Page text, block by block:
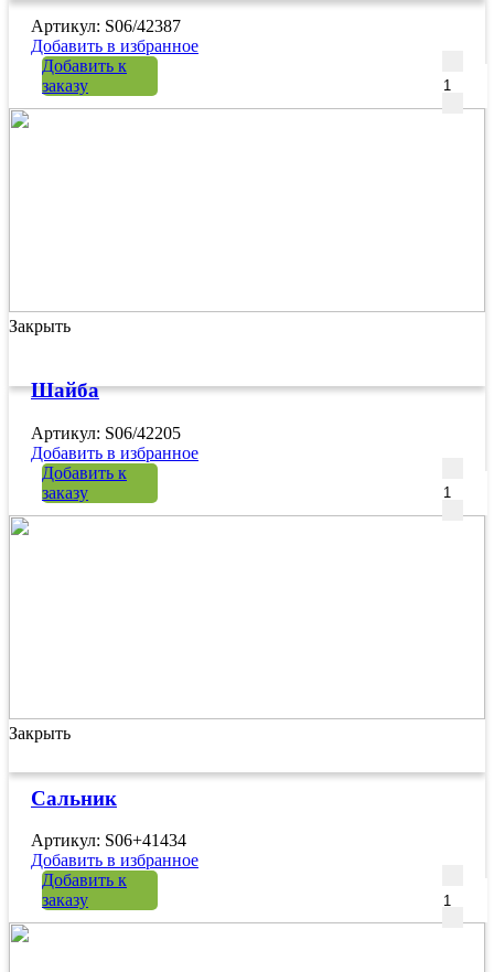
Артикул: S06/42387
Добавить в избранное
Добавить к
заказу
Закрыть
Шайба
Артикул: S06/42205
Добавить в избранное
Добавить к
заказу
Закрыть
Сальник
Артикул: S06+41434
Добавить в избранное
Добавить к
заказу